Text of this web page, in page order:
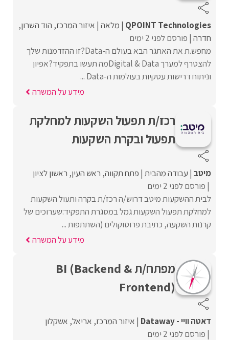
QPOINT Technologies מלאה איזור המרכז הוד השרון
חדרה פורסם לפני 2 ימים
מחפש.ת את האתגר הבא בעולם ה-Data?זו ההזדמנות שלך
להצטרף למערך Digital & Dataמה תעשו בתפקיד?אפיון
וניתוח דרישות עסקיות בעולמות ה-Data ...
מידע על המשרה
רכז/ת תפעול השקעות למחלקת
תפעול ובקרת השקעות
מיטב עבודה מהבית פתח תקווה ראש העין ראשון לציון
פורסם לפני 2 ימים
לבית ההשקעות מיטב דרוש/ה רכז/ת בקרה ותעול השקעות
למחלקת תפעול השקעות גמל במסגרת התפקיד:שערוכים של
קרנות השקעה, כתיבת פרוטוקולים (השתתפות ...
מידע על המשרה
מפתח/ת BI (Backend &
Frontend)
דאטה וויי - Dataway איזור המרכז אריאל אשקלון
פורסם לפני 2 ימים